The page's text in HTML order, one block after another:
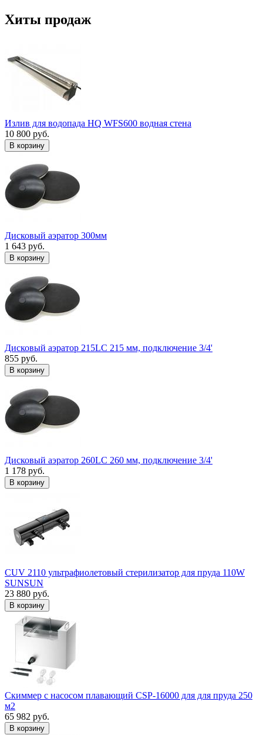
Хиты продаж
Излив для водопада HQ WFS600 водная стена
10 800 руб.
В корзину
Дисковый аэратор 300мм
1 643 руб.
В корзину
Дисковый аэратор 215LC 215 мм, подключение 3/4'
855 руб.
В корзину
Дисковый аэратор 260LC 260 мм, подключение 3/4'
1 178 руб.
В корзину
CUV 2110 ультрафиолетовый стерилизатор для пруда 110W
SUNSUN
23 880 руб.
В корзину
Скиммер с насосом плавающий CSP-16000 для для пруда 250
м2
65 982 руб.
В корзину